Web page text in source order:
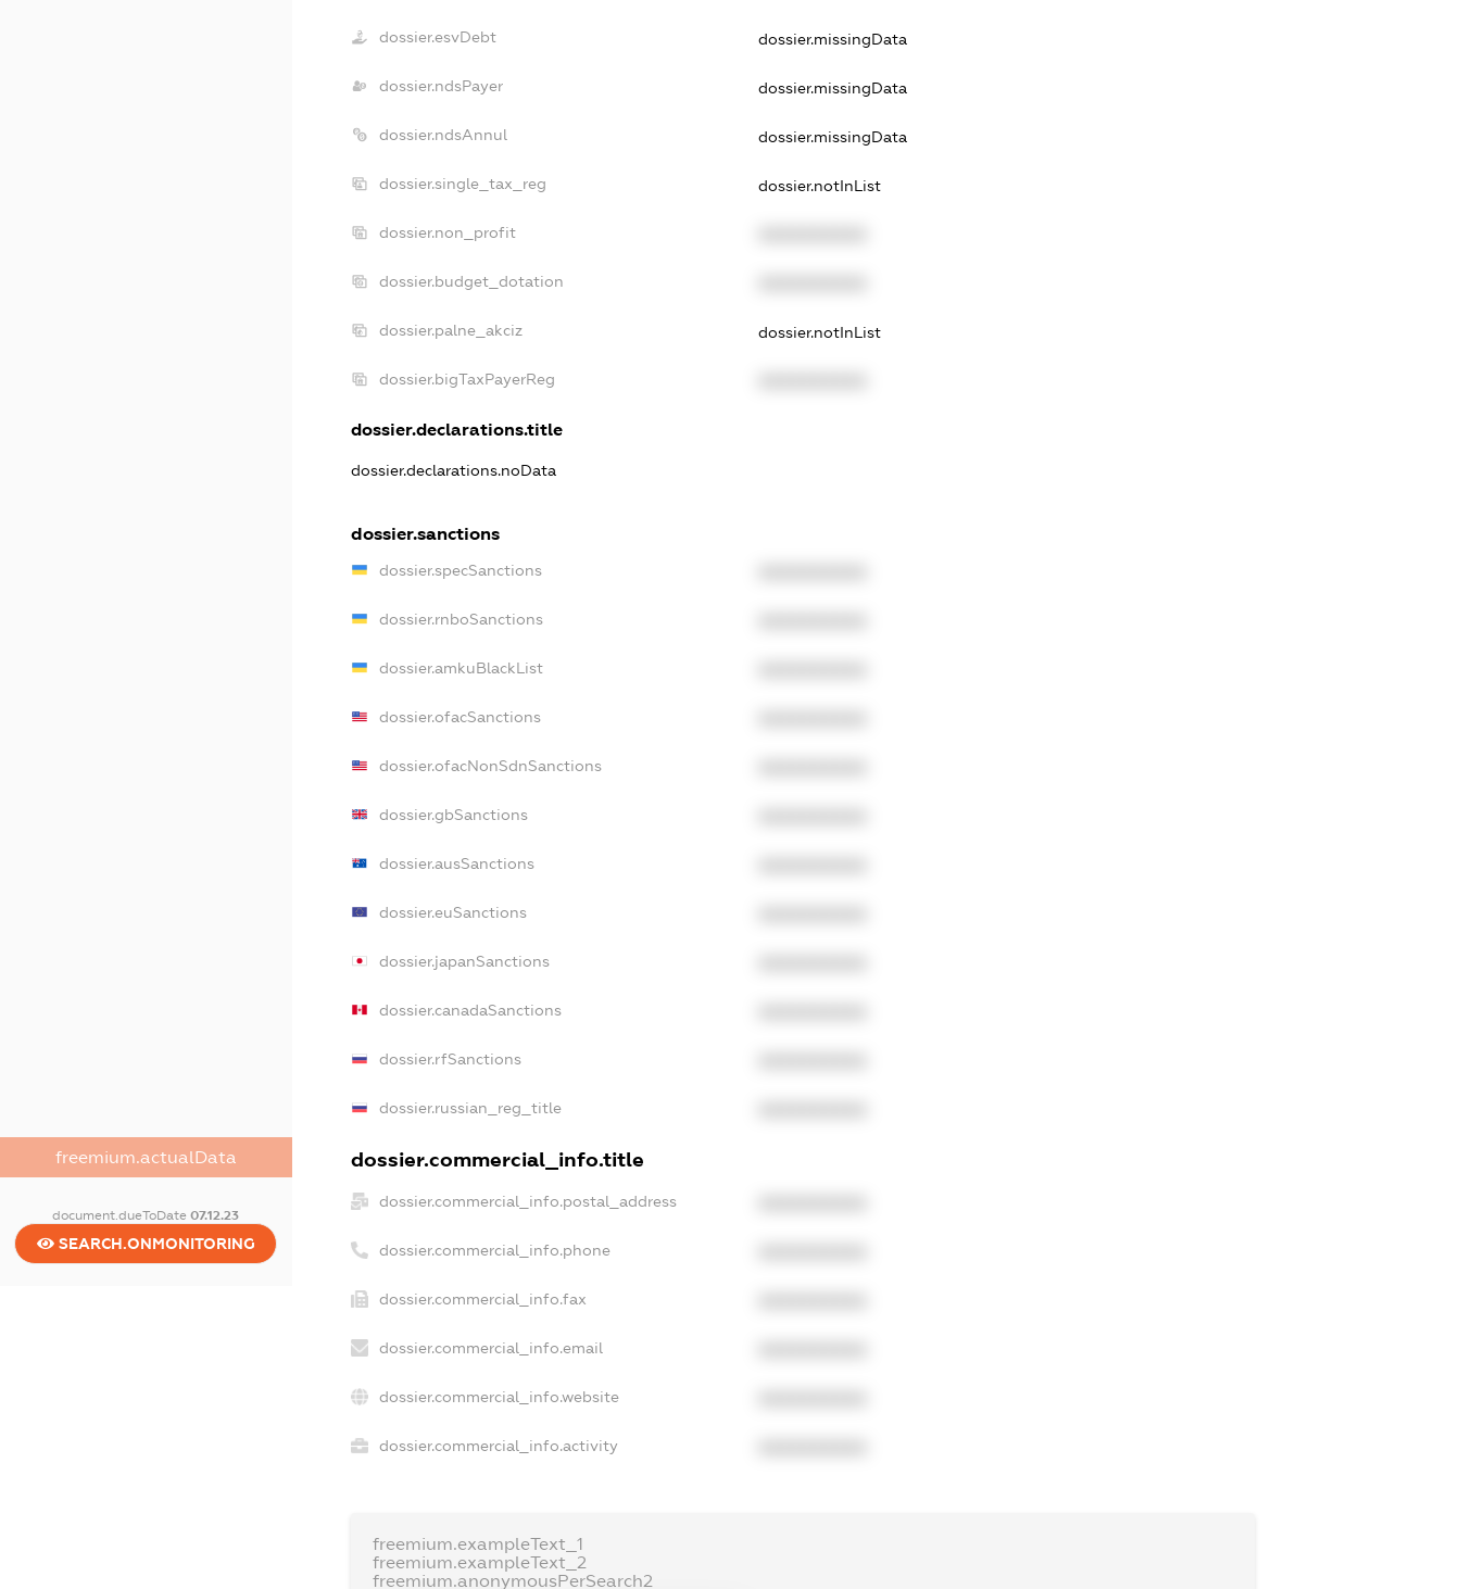
freemium.actualData
document.dueToDate07.12.23
SEARCH.ONMONITORING
dossier.esvDebt dossier.missingData
dossier.ndsPayer dossier.missingData
dossier.ndsAnnul dossier.missingData
dossier.single_tax_reg dossier.notInList
dossier.non_profit
dossier.budget_dotation
dossier.palne_akciz dossier.notInList
dossier.bigTaxPayerReg
dossier.declarations.title
dossier.declarations.noData
dossier.sanctions
dossier.specSanctions
dossier.rnboSanctions
dossier.amkuBlackList
dossier.ofacSanctions
dossier.ofacNonSdnSanctions
dossier.gbSanctions
dossier.ausSanctions
dossier.euSanctions
dossier.japanSanctions
dossier.canadaSanctions
dossier.rfSanctions
dossier.russian_reg_title
dossier.commercial_info.title
dossier.commercial_info.postal_address
dossier.commercial_info.phone
dossier.commercial_info.fax
dossier.commercial_info.email
dossier.commercial_info.website
dossier.commercial_info.activity
freemium.exampleText_1
freemium.exampleText_2
freemium.anonymousPerSearch2